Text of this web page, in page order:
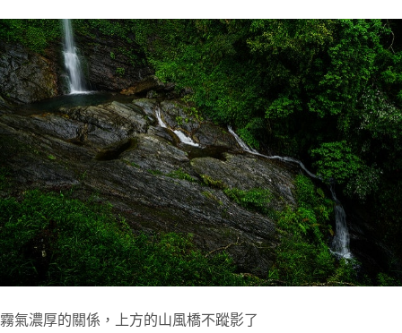
霧氣濃厚的關係，上方的山風橋不蹤影了